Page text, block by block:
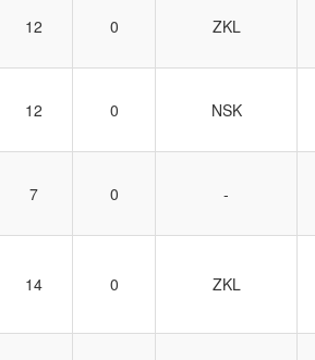
12 0 ZKL
12 0 NSK
7 0 -
14 0 ZKL